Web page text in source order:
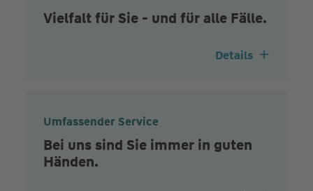
Vielfalt für Sie - und für alle Fälle.
Details
Umfassender Service
Bei uns sind Sie immer in guten
Händen.